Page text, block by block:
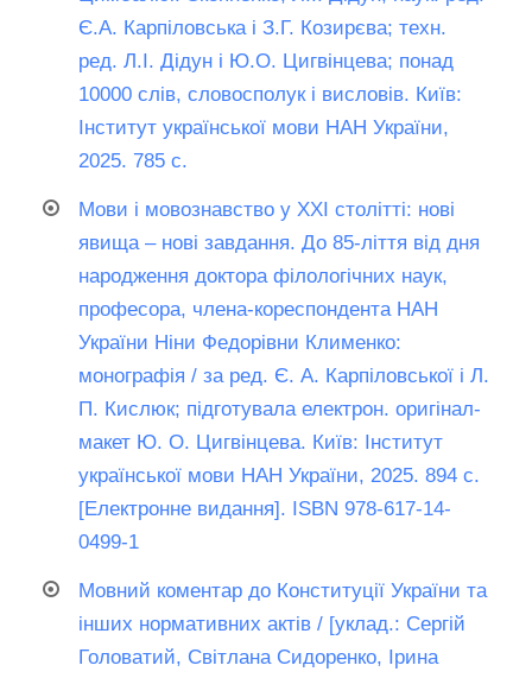
Є.А. Карпіловська і З.Г. Козирєва; техн.
ред. Л.І. Дідун і Ю.О. Цигвінцева; понад
10000 слів, словосполук і висловів. Київ:
Інститут української мови НАН України,
2025. 785 с.
Мови і мовознавство у ХХІ столітті: нові
явища – нові завдання. До 85-ліття від дня
народження доктора філологічних наук,
професора, члена-кореспондента НАН
України Ніни Федорівни Клименко:
монографія / за ред. Є. А. Карпіловської і Л.
П. Кислюк; підготувала електрон. оригінал-
макет Ю. О. Цигвінцева. Київ: Інститут
української мови НАН України, 2025. 894 с.
[Електронне видання]. ISBN 978-617-14-
0499-1
Мовний коментар до Конституції України та
інших нормативних актів / [уклад.: Сергій
Головатий, Світлана Сидоренко, Ірина